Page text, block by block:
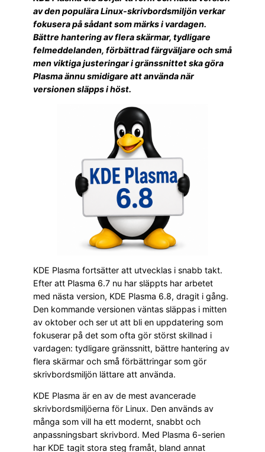
av den populära Linux-skrivbordsmiljön verkar
fokusera på sådant som märks i vardagen.
Bättre hantering av flera skärmar, tydligare
felmeddelanden, förbättrad färgväljare och små
men viktiga justeringar i gränssnittet ska göra
Plasma ännu smidigare att använda när
versionen släpps i höst.
KDE Plasma fortsätter att utvecklas i snabb takt.
Efter att Plasma 6.7 nu har släppts har arbetet
med nästa version, KDE Plasma 6.8, dragit i gång.
Den kommande versionen väntas släppas i mitten
av oktober och ser ut att bli en uppdatering som
fokuserar på det som ofta gör störst skillnad i
vardagen: tydligare gränssnitt, bättre hantering av
flera skärmar och små förbättringar som gör
skrivbordsmiljön lättare att använda.
KDE Plasma är en av de mest avancerade
skrivbordsmiljöerna för Linux. Den används av
många som vill ha ett modernt, snabbt och
anpassningsbart skrivbord. Med Plasma 6-serien
har KDE tagit stora steg framåt, bland annat